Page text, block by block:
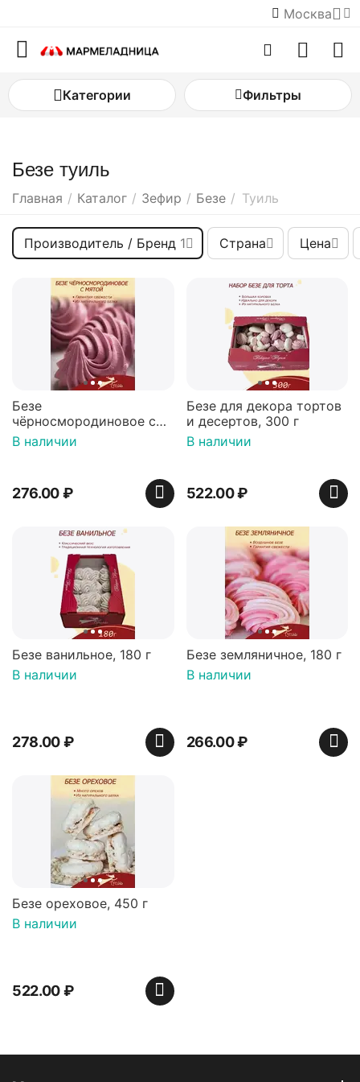
Москва
Категории Фильтры
Безе туиль
Главная / Каталог / Зефир / Безе / Туиль
Производитель / Бренд 1 Страна Цена
Безе
чёрносмородиновое с
мятой, 190 г
В наличии
276.00₽
Безе для декора тортов
и десертов, 300 г
В наличии
522.00₽
Безе ванильное, 180 г
В наличии
278.00₽
Безе земляничное, 180 г
В наличии
266.00₽
Безе ореховое, 450 г
В наличии
522.00₽